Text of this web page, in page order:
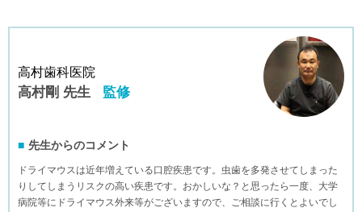
高村歯科医院
高村剛 先生 監修
先生からのコメント
ドライマウスは近年増えている口腔疾患です。虫歯を多発させてしまった
りしてしまうリスクの高い疾患です。おかしいな？と思ったら一度、大学
病院等にドライマウス外来等がございますので、ご相談に行くとよいでし